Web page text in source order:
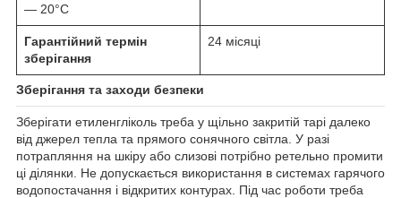
— 20°C
Гарантійний термін
зберігання
24 місяці
Зберігання та заходи безпеки
Зберігати етиленгліколь треба у щільно закритій тарі далеко
від джерел тепла та прямого сонячного світла. У разі
потрапляння на шкіру або слизові потрібно ретельно промити
ці ділянки. Не допускається використання в системах гарячого
водопостачання і відкритих контурах. Під час роботи треба